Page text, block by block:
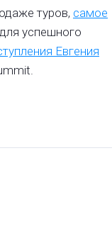
туров, самое
успешного
Евгения